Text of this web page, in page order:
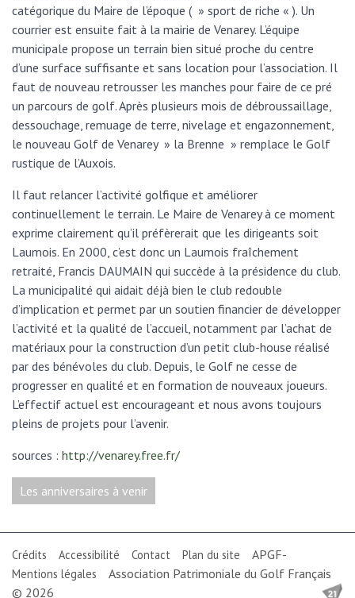
catégorique du Maire de l’époque ( » sport de riche « ). Un
courrier est ensuite fait à la mairie de Venarey. L’équipe
municipale propose un terrain bien situé proche du centre
d’une surface suffisante et sans location pour l’association. Il
faut de nouveau retrousser les manches pour faire de ce pré
un parcours de golf. Après plusieurs mois de débroussaillage,
dessouchage, remuage de terre, nivelage et engazonnement,
le nouveau Golf de Venarey » la Brenne » remplace le Golf
rustique de l’Auxois.
Il faut relancer l’activité golfique et améliorer
continuellement le terrain. Le Maire de Venarey à ce moment
exprime clairement qu’il préfèrerait que les dirigeants soit
Laumois. En 2000, c’est donc un Laumois fraîchement
retraité, Francis DAUMAIN qui succède à la présidence du club.
La municipalité qui aidait déjà bien le club redouble
d’implication et permet par un soutien financier de développer
l’activité et la qualité de l’accueil, notamment par l’achat de
matériaux pour la construction d’un petit club-house réalisé
par des bénévoles du club. Depuis, le Golf ne cesse de
progresser en qualité et en formation de nouveaux joueurs.
L’effectif actuel est encourageant et nous avons toujours
pleins de projets pour l’avenir.
sources : http://venarey.free.fr/
Les anniversaires à venir
Crédits Accessibilité Contact
Plan du site
Mentions légales
APGF-
Association Patrimoniale du Golf Français
© 2026